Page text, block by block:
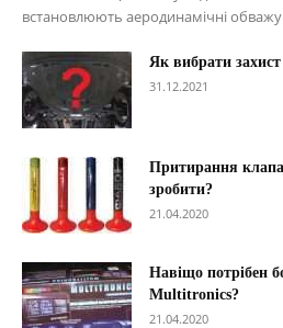
встановлюють аеродинамічні
Як вибрати
31.12.2021
Притирання
зробити?
21.04.2020
Навіщо потрібен
Multitronics?
21.04.2020